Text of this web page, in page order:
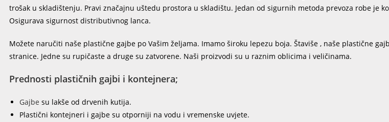
trošak u skladištenju. Pravi značajnu uštedu prostora u skladištu. Jedan od sigurnih metoda prevoza robe je
Osigurava sigurnost distributivnog lanca.
Možete naručiti naše plastične gajbe po Vašim željama. Imamo široku lepezu boja. Štaviše , naše plastične
stranice. Jedne su rupičaste a druge su zatvorene. Naši proizvodi su u raznim oblicima i veličinama.
Prednosti plastičnih gajbi i kontejnera;
Gajbe su lakše od drvenih kutija.
Plastični kontejneri i gajbe su otporniji na vodu i vremenske uvjete.